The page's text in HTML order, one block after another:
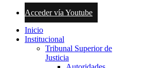
Acceder vía Youtube
Inicio
Institucional
Tribunal Superior de
Justicia